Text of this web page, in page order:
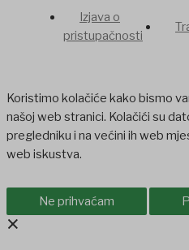
Izjava o
pristupačnosti
Koristimo kolačiće kako bismo
našoj web stranici. Kolačići su
pregledniku i na većini ih web
web iskustva.
Ne prihvaćam
×